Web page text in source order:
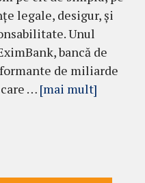
legale, desigur, și
Unul
bancă de
de miliarde
… [mai mult]